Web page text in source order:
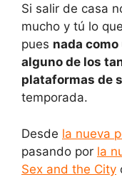
Si salir de casa
mucho y tú lo
pues nada
alguno de los
plataformas de
temporada.
Desde la nueva
pasando por la
Sex and the City